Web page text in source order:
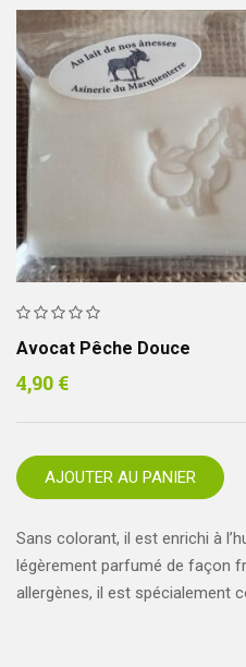
Avocat Pêche Douce
4,90 €
AJOUTER AU PANIER
Sans colorant, il est enrichi à
légèrement parfumé de façon
allergènes, il est spécialement